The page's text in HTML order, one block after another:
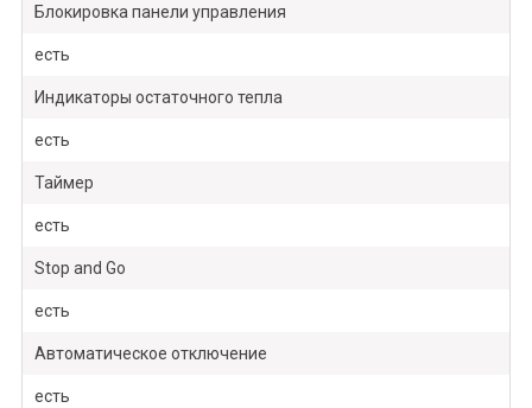
Блокировка панели управления
есть
Индикаторы остаточного тепла
есть
Таймер
есть
Stop and Go
есть
Автоматическое отключение
есть